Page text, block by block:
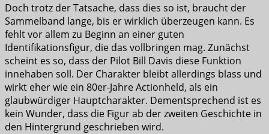
Doch trotz der Tatsache, dass dies so ist, braucht der
Sammelband lange, bis er wirklich überzeugen kann. Es
fehlt vor allem zu Beginn an einer guten
Identifikationsfigur, die das vollbringen mag. Zunächst
scheint es so, dass der Pilot Bill Davis diese Funktion
innehaben soll. Der Charakter bleibt allerdings blass und
wirkt eher wie ein 80er-Jahre Actionheld, als ein
glaubwürdiger Hauptcharakter. Dementsprechend ist es
kein Wunder, dass die Figur ab der zweiten Geschichte in
den Hintergrund geschrieben wird.